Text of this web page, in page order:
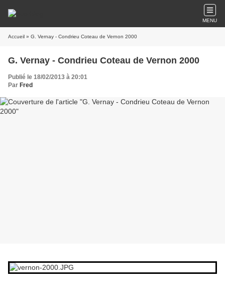
MENU
Accueil » G. Vernay - Condrieu Coteau de Vernon 2000
G. Vernay - Condrieu Coteau de Vernon 2000
Publié le 18/02/2013 à 20:01
Par Fred